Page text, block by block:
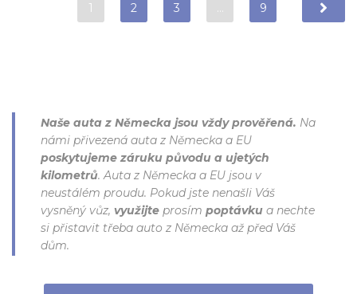
1 2 3 … 9
Naše auta z Německa jsou vždy prověřená. Na
námi přivezená auta z Německa a EU
poskytujeme záruku původu a ujetých
kilometrů. Auta z Německa a EU jsou v
neustálém proudu. Pokud jste nenašli Váš
vysněný vůz, využijte prosím poptávku a nechte
si přistavit třeba auto z Německa až před Váš
dům.